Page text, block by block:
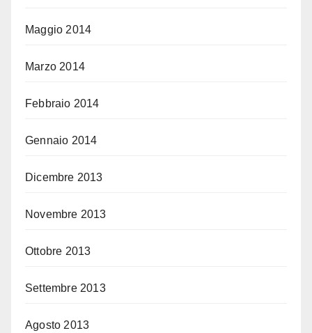
Maggio 2014
Marzo 2014
Febbraio 2014
Gennaio 2014
Dicembre 2013
Novembre 2013
Ottobre 2013
Settembre 2013
Agosto 2013